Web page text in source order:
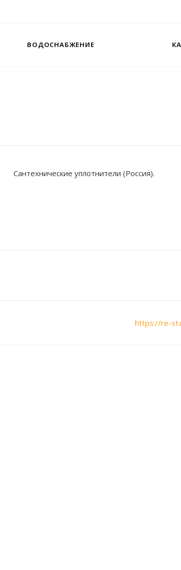
ВОДОСНАБЖЕНИЕ
Сантехнические уплотнители (Россия).
https://re-